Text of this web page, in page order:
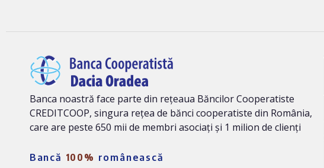
Banca noastră face parte din rețeaua Băncilor Cooperatiste
CREDITCOOP, singura rețea de bănci cooperatiste din România,
care are peste 650 mii de membri asociați și 1 milion de clienți
Bancă 100% românească